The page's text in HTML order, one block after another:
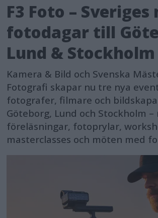
F3 Foto – Sveriges
fotodagar till
Lund & Stockholm
Kamera & Bild och Svenska
Fotografi skapar nu tre nya
fotografer, filmare och
Göteborg, Lund och Stockholm –
föreläsningar, fotoprylar,
masterclasses och möten med